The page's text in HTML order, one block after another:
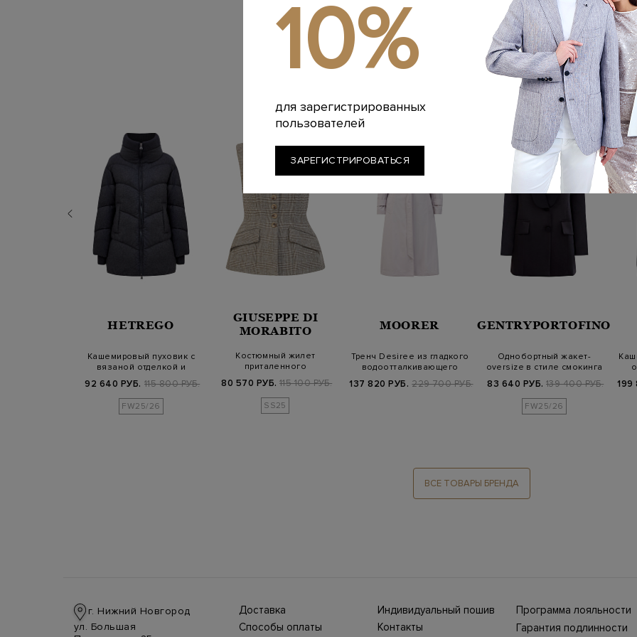
Сушка:
Химчистка:
Глажение: Глажка
Похожие товары
HETREGO
Кашемировый пуховик с
вязаной отделкой и
92 640 РУБ. 115 800 РУБ.
FW25/26
GIUSEPPE DI
MORABITO
Костюмный жилет
приталенного
80 570 РУБ. 115 100 РУБ.
SS25
MOORER
Тренч Desiree из гладкого
водоотталкивающего
137 820 РУБ. 229 700 РУБ.
GENTRYPORTOFINO
Однобортный жакет-
oversize в стиле смокинга
83 640 РУБ. 139 400 РУБ.
FW25/26
199
ВСЕ ТОВАРЫ БРЕНДА
г. Нижний Новгород
ул. Большая
Доставка
производится
Способы оплаты
Индивидуальный пошив
Ежегодно в бутики
Stefano Ricci, Brioni,
Контакты
Программа лояльности
Гарантия подлинности
10%
для зарегистрированных
пользователей
ЗАРЕГИСТРИРОВАТЬСЯ